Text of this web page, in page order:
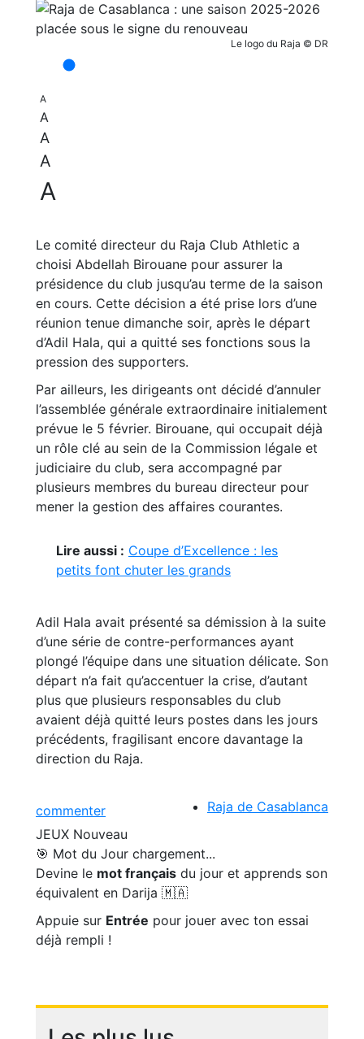
Le logo du Raja © DR
A
A
A
A
A
Le comité directeur du Raja Club Athletic a
choisi Abdellah Birouane pour assurer la
présidence du club jusqu’au terme de la saison
en cours. Cette décision a été prise lors d’une
réunion tenue dimanche soir, après le départ
d’Adil Hala, qui a quitté ses fonctions sous la
pression des supporters.
Par ailleurs, les dirigeants ont décidé d’annuler
l’assemblée générale extraordinaire initialement
prévue le 5 février. Birouane, qui occupait déjà
un rôle clé au sein de la Commission légale et
judiciaire du club, sera accompagné par
plusieurs membres du bureau directeur pour
mener la gestion des affaires courantes.
Lire aussi : Coupe d’Excellence : les
petits font chuter les grands
Adil Hala avait présenté sa démission à la suite
d’une série de contre-performances ayant
plongé l’équipe dans une situation délicate. Son
départ n’a fait qu’accentuer la crise, d’autant
plus que plusieurs responsables du club
avaient déjà quitté leurs postes dans les jours
précédents, fragilisant encore davantage la
direction du Raja.
commenter
Raja de Casablanca
JEUX Nouveau
🎯 Mot du Jour chargement...
Devine le mot français du jour et apprends son
équivalent en Darija 🇲🇦
Appuie sur Entrée pour jouer avec ton essai
déjà rempli !